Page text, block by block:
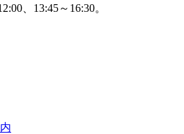
、13:45～16:30。